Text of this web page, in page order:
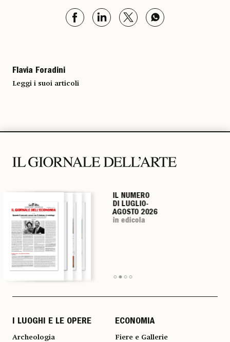
Flavia Foradini
Leggi i suoi articoli
IL NUMERO
DI LUGLIO-
AGOSTO 2026
in edicola
IL NUMERO
DI LUGLIO-
AGOSTO 2026
in edicola
IL NUMERO
DI LUGLIO-
AGOSTO 2026
in edicola
IL NUMERO
DI LUGLIO-
AGOSTO 2026
in edicola
I LUOGHI E LE OPERE
Archeologia
ECONOMIA
Fiere e Gallerie